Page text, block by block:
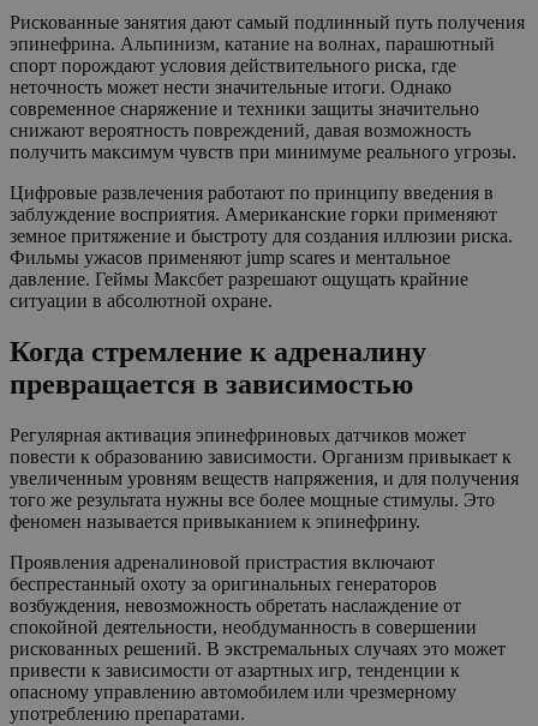
Рискованные занятия дают самый подлинный путь получения
эпинефрина. Альпинизм, катание на волнах, парашютный
спорт порождают условия действительного риска, где
неточность может нести значительные итоги. Однако
современное снаряжение и техники защиты значительно
снижают вероятность повреждений, давая возможность
получить максимум чувств при минимуме реального угрозы.
Цифровые развлечения работают по принципу введения в
заблуждение восприятия. Американские горки применяют
земное притяжение и быстроту для создания иллюзии риска.
Фильмы ужасов применяют jump scares и ментальное
давление. Геймы Максбет разрешают ощущать крайние
ситуации в абсолютной охране.
Когда стремление к адреналину
превращается в зависимостью
Регулярная активация эпинефриновых датчиков может
повести к образованию зависимости. Организм привыкает к
увеличенным уровням веществ напряжения, и для получения
того же результата нужны все более мощные стимулы. Это
феномен называется привыканием к эпинефрину.
Проявления адреналиновой пристрастия включают
беспрестанный охоту за оригинальных генераторов
возбуждения, невозможность обретать наслаждение от
спокойной деятельности, необдуманность в совершении
рискованных решений. В экстремальных случаях это может
привести к зависимости от азартных игр, тенденции к
опасному управлению автомобилем или чрезмерному
употреблению препаратами.